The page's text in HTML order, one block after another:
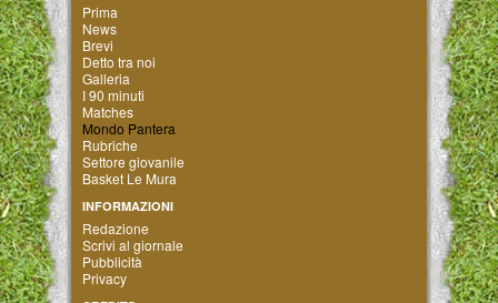
Prima
News
Brevi
Detto tra noi
Galleria
I 90 minuti
Matches
Mondo Pantera
Rubriche
Settore giovanile
Basket Le Mura
INFORMAZIONI
Redazione
Scrivi al giornale
Pubblicità
Privacy